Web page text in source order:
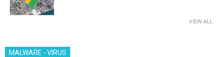
VIEW ALL
MALWARE - VIRUS